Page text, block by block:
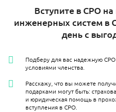
Вступите в СРО
инженерных систем в
день с
Подберу для вас надежную
условиями членства.
Расскажу, что вы можете
подарками могут быть:
и юридическая помощь в
вступления в СРО.